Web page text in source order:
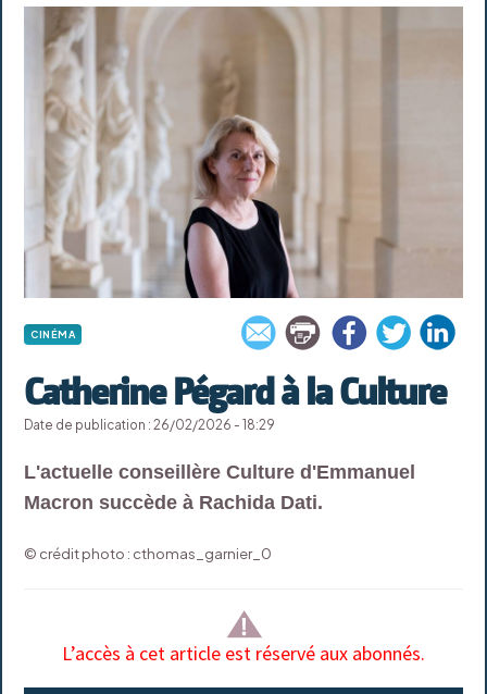
CINÉMA
Catherine Pégard à la Culture
Date de publication : 26/02/2026 - 18:29
L'actuelle conseillère Culture d'Emmanuel
Macron succède à Rachida Dati.
© crédit photo : cthomas_garnier_0
L’accès à cet article est réservé aux abonnés.